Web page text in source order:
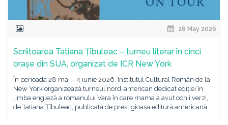
26 May 2026
Scriitoarea Tatiana Țîbuleac – turneu literar în cinci
orașe din SUA, organizat de ICR New York
În perioada 28 mai – 4 iunie 2026, Institutul Cultural Român de la
New York organizează turneul nord-american dedicat ediției în
limba engleză a romanului Vara în care mama a avut ochii verzi,
de Tatiana Țîbuleac, publicată de prestigioasa editură americană